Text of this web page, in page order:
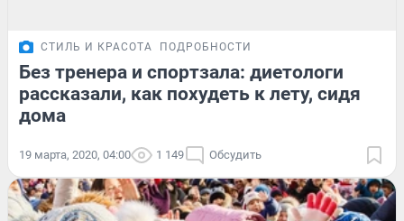
СТИЛЬ И КРАСОТА ПОДРОБНОСТИ
Без тренера и спортзала: диетологи
рассказали, как похудеть к лету, сидя
дома
19 марта, 2020, 04:00 1 149 Обсудить